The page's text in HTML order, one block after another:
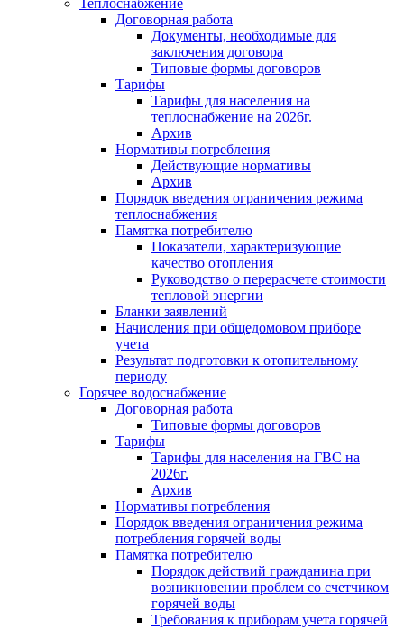
Теплоснабжение
Договорная работа
Документы, необходимые для
заключения договора
Типовые формы договоров
Тарифы
Тарифы для населения на
теплоснабжение на 2026г.
Архив
Нормативы потребления
Действующие нормативы
Архив
Порядок введения ограничения режима
теплоснабжения
Памятка потребителю
Показатели, характеризующие
качество отопления
Руководство о перерасчете стоимости
тепловой энергии
Бланки заявлений
Начисления при общедомовом приборе
учета
Результат подготовки к отопительному
периоду
Горячее водоснабжение
Договорная работа
Типовые формы договоров
Тарифы
Тарифы для населения на ГВС на
2026г.
Архив
Нормативы потребления
Порядок введения ограничения режима
потребления горячей воды
Памятка потребителю
Порядок действий гражданина при
возникновении проблем со счетчиком
горячей воды
Требования к приборам учета горячей